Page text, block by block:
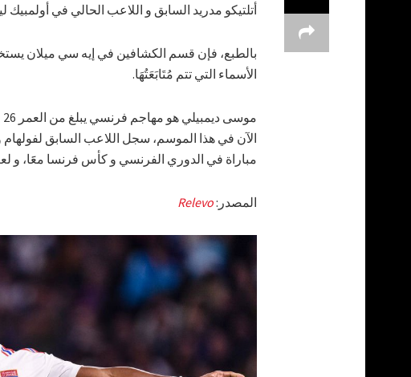
أتلتيكو مدريد السابق و اللاعب الحالي في أولمبيك
بالطبع، فإن قسم الكشافين في إيه سي ميلان
الأسماء التي تتم مُتَابَعَتُهَا.
مباراة في الدوري الفرنسي و كأس فرنسا معََا، و لعب 1043 دقيقة بشكل
المصدر:Relevo